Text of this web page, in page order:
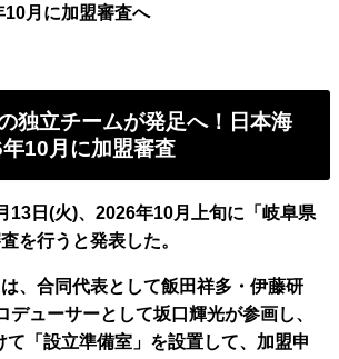
月に加盟審査へ
独立チームが発足へ！日本海
10月に加盟審査
13日(火)、2026年10月上旬に「岐阜県
を行うと発表した。
は、合同代表として飯田祥多・伊藤研
デューサーとして坂口輝光が参画し、
て「設立準備室」を設置して、加盟申